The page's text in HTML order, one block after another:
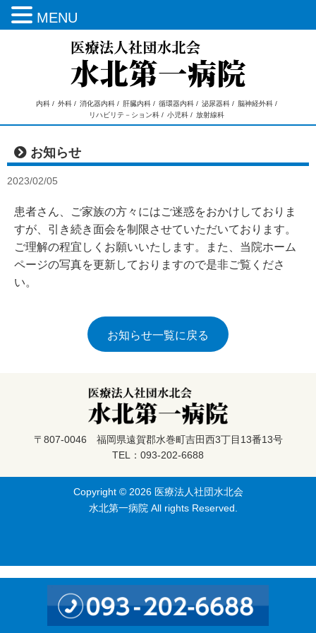
内科 / 外科 / 消化器内科 / 肝臓内科 / 循環器内科 / 泌尿器科 / 脳神経外科 /
リハビリテ－ション科 / 小児科 / 放射線科
お知らせ
2023/02/05
患者さん、ご家族の方々にはご迷惑をおかけしておりま
すが、引き続き面会を制限させていただいております。
ご理解の程宜しくお願いいたします。また、当院ホーム
ページの写真を更新しておりますので是非ご覧くださ
い。
お知らせ一覧に戻る
〒807-0046 福岡県遠賀郡水巻町吉田西3丁目13番13号
TEL：093-202-6688
Copyright © 2026 医療法人社団水北会
水北第一病院 All rights Reserved.
MENU